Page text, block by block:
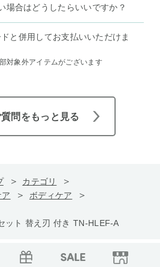
場合はどうしたらいいですか？
と併用してお支払いいただけま
対象外アイテムがございます
問をもっと見る
カテゴリ
ボディケア
ット 替え刃 付き TN-HLEF-A